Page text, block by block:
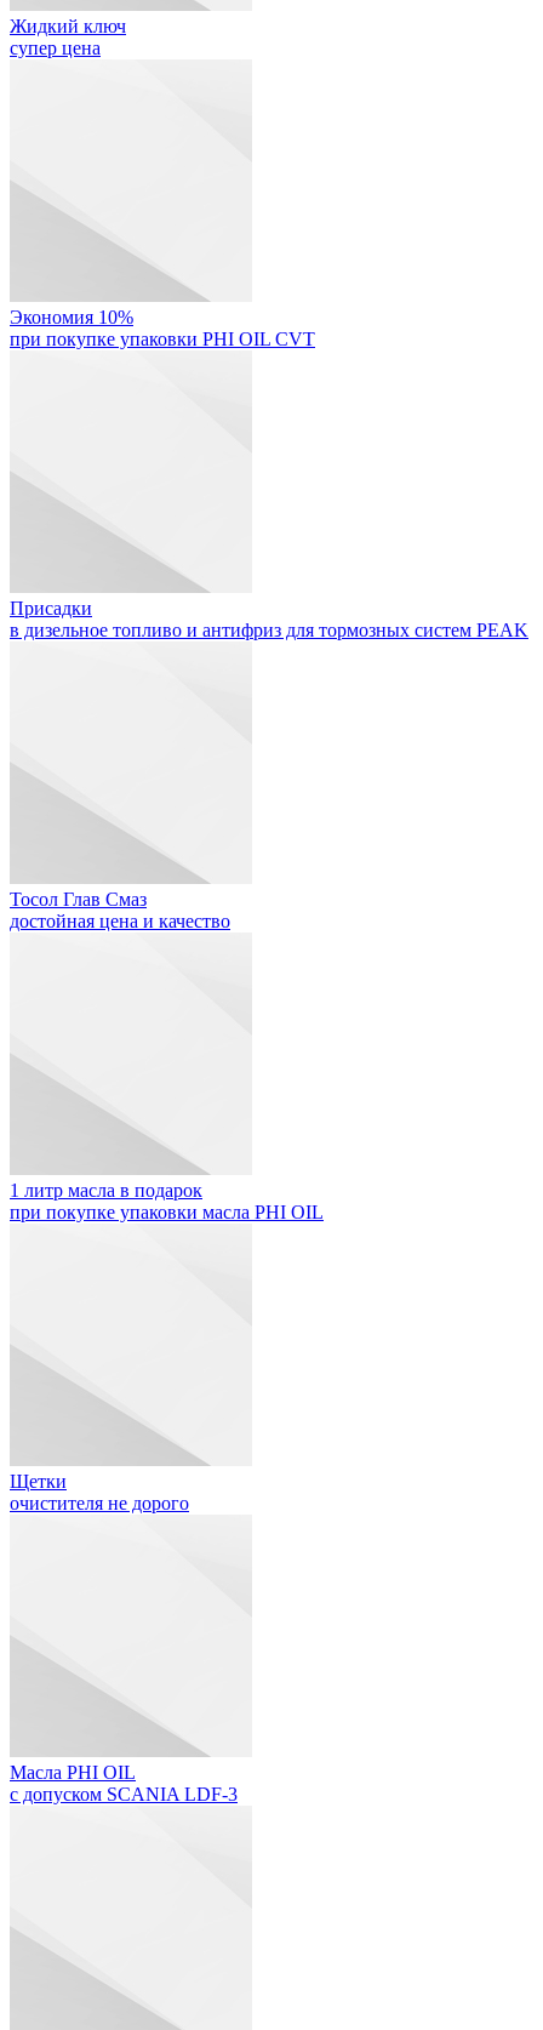
Жидкий ключ
супер цена
Экономия 10%
при покупке упаковки PHI OIL CVT
Присадки
в дизельное топливо и антифриз для тормозных систем PEAK
Тосол Глав Смаз
достойная цена и качество
1 литр масла в подарок
при покупке упаковки масла PHI OIL
Щетки
очистителя не дорого
Масла PHI OIL
с допуском SCANIA LDF-3